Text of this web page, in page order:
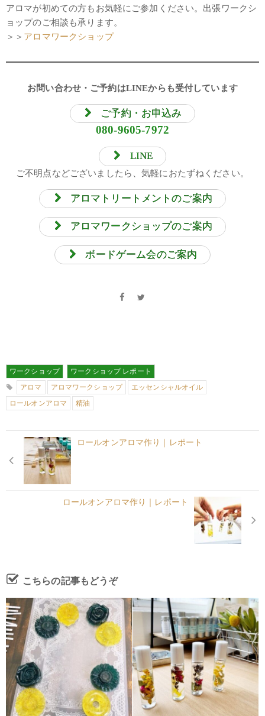
アロマが初めての方もお気軽にご参加ください。出張ワークシ
ョップのご相談も承ります。
＞＞ アロマワークショップ
お問い合わせ・ご予約はLINEからも受付しています
ご予約・お申込み
080-9605-7972
LINE
ご不明点などございましたら、気軽におたずねください。
アロマトリートメントのご案内
アロマワークショップのご案内
ボードゲーム会のご案内
ワークショップ
ワークショップ レポート
アロマ
アロマワークショップ
エッセンシャルオイル
ロールオンアロマ
精油
ロールオンアロマ作り｜レポート
ロールオンアロマ作り｜レポート
こちらの記事もどうぞ